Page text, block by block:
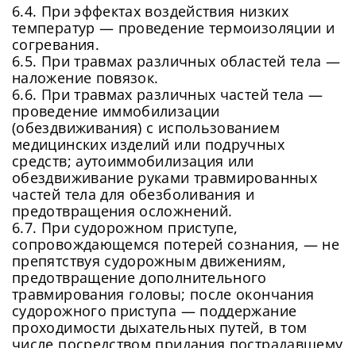
6.4. При эффектах воздействия низких
температур — проведение термоизоляции и
согревания.
6.5. При травмах различных областей тела —
наложение повязок.
6.6. При травмах различных частей тела —
проведение иммобилизации
(обездвиживания) с использованием
медицинских изделий или подручных
средств; аутоиммобилизация или
обездвиживание руками травмированных
частей тела для обезболивания и
предотвращения осложнений.
6.7. При судорожном приступе,
сопровождающемся потерей сознания, — не
препятствуя судорожным движениям,
предотвращение дополнительного
травмирования головы; после окончания
судорожного приступа — поддержание
проходимости дыхательных путей, в том
числе посредством придания пострадавшему